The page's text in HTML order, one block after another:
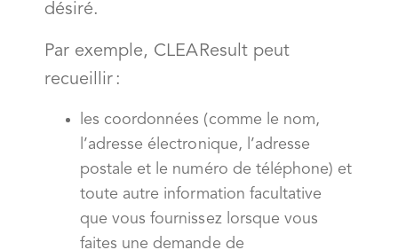
désiré.
Par exemple, CLEAResult peut
recueillir :
les coordonnées (comme le nom,
l’adresse électronique, l’adresse
postale et le numéro de téléphone) et
toute autre information facultative
que vous fournissez lorsque vous
faites une demande de